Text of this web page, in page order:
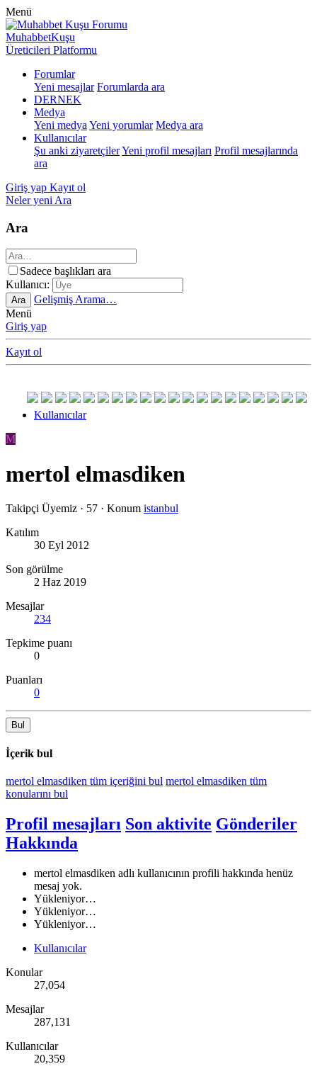
Menü
MuhabbetKuşu
Üreticileri Platformu
Forumlar
Yeni mesajlar Forumlarda ara
DERNEK
Medya
Yeni medya Yeni yorumlar Medya ara
Kullanıcılar
Şu anki ziyaretçilerYeni profil mesajları Profil mesajlarında
ara
Giriş yap Kayıt ol
Neler yeni Ara
Ara
Sadece başlıkları ara
Kullanıcı:
Ara
Gelişmiş Arama…
Menü
Giriş yap
Kayıt ol
Kullanıcılar
M
mertol elmasdiken
Takipçi Üyemiz · 57 · Konum istanbul
Katılım
30 Eyl 2012
Son görülme
2 Haz 2019
Mesajlar
234
Tepkime puanı
0
Puanları
0
Bul
İçerik bul
mertol elmasdiken tüm içeriğini bul mertol elmasdiken tüm
konularını bul
Profil mesajları Son aktivite Gönderiler
Hakkında
mertol elmasdiken adlı kullanıcının profili hakkında henüz
mesaj yok.
Yükleniyor…
Yükleniyor…
Yükleniyor…
Kullanıcılar
Konular
27,054
Mesajlar
287,131
Kullanıcılar
20,359